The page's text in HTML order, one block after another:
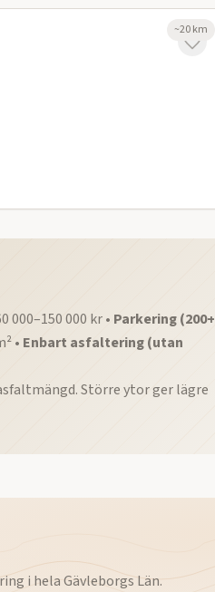
~20km
000–150 000 kr • Parkering (200+
• Enbart asfaltering (utan
Större ytor ger lägre
i helaGävleborgs Län.